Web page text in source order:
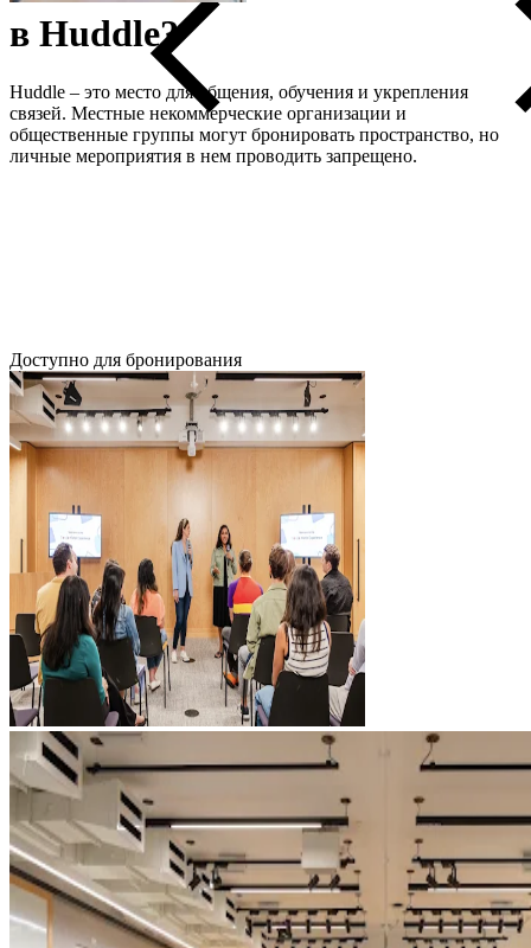
в Huddle?
Huddle – это место для общения, обучения и укрепления
связей. Местные некоммерческие организации и
общественные группы могут бронировать пространство, но
личные мероприятия в нем проводить запрещено.
Доступно для бронирования